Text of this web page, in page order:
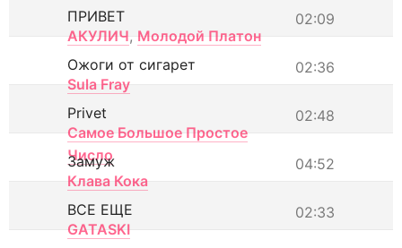
02:09
ПРИВЕТ
АКУЛИЧ, Молодой Платон
02:36
Ожоги от сигарет
Sula Fray
02:48
Privet
Самое Большое Простое
Число
04:52
Замуж
Клава Кока
02:33
ВСЕ ЕЩЕ
GATASKI